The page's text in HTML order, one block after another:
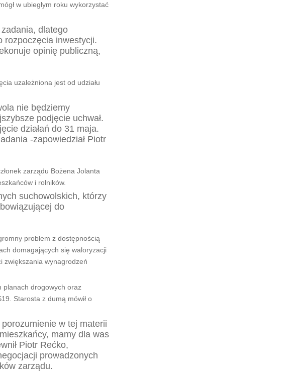
w ubiegłym roku wykorzystać
dlatego
rozpoczęcia inwestycji.
opinię publiczną,
uzależniona jest od udziału
nie będziemy
podjęcie uchwał.
działań do 31 maja.
-zapowiedział Piotr
zarządu Bożena Jolanta
i rolników.
suchowolskich, którzy
do
problem z dostępnością
domagających się waloryzacji
zwiększania wynagrodzeń
planach drogowych oraz
Starosta z dumą mówił o
w tej materii
mamy dla was
Piotr Rećko,
prowadzonych
zarządu.